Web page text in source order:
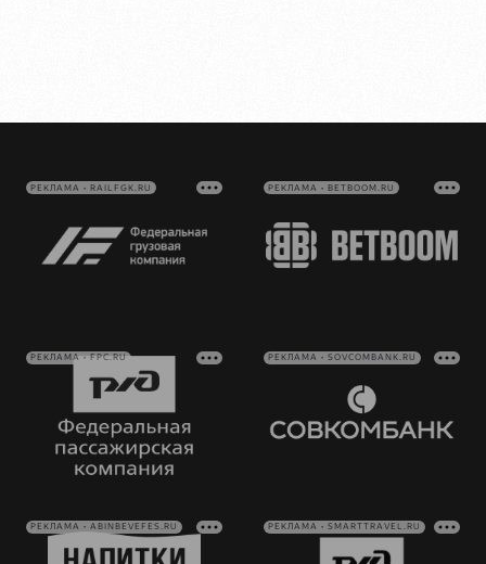
РЕКЛАМА • RAILFGK.RU РЕКЛАМА • BETBOOM.RU
РЕКЛАМА • FPC.RU РЕКЛАМА • SOVCOMBANK.RU
РЕКЛАМА • ABINBEVEFES.RU РЕКЛАМА • SMARTTRAVEL.RU